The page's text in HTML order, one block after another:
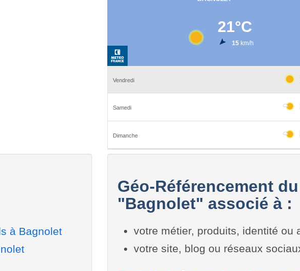
à Bagnolet
Géo-Référencement
"Bagnolet" associé à :
votre métier, produits, identité ou
votre site, blog ou réseaux